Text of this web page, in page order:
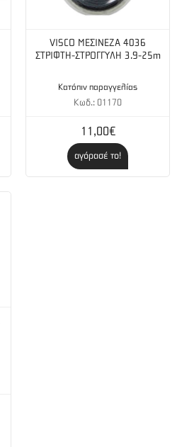
VISCO ΜΕΣΙΝΕΖΑ 4036
ΣΤΡΙΦΤΗ-ΣΤΡΟΓΓΥΛΗ 3.9-25m
Κατόπιν παραγγελίας
Κωδ.: 01170
11,00€
αγόρασέ το!